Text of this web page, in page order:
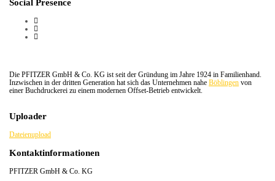
Social Presence
Die PFITZER GmbH & Co. KG ist seit der Gründung im Jahre 1924 in Familienhand.
Inzwischen in der dritten Generation hat sich das Unternehmen nahe Böblingen von
einer Buchdruckerei zu einem modernen Offset-Betrieb entwickelt.
Uploader
Dateienupload
Kontaktinformationen
PFITZER GmbH & Co. KG